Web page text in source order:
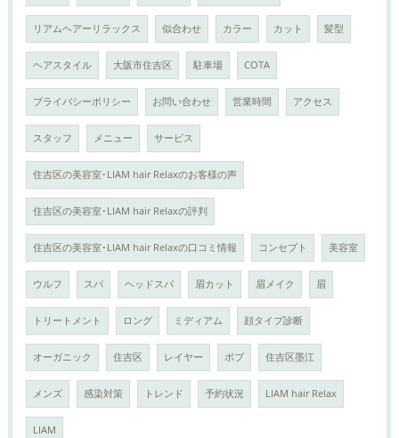
リアムヘアーリラックス 似合わせ カラー カット 髪型
ヘアスタイル 大阪市住吉区 駐車場 COTA
プライバシーポリシー お問い合わせ 営業時間 アクセス
スタッフ メニュー サービス
住吉区の美容室･LIAM hair Relaxのお客様の声
住吉区の美容室･LIAM hair Relaxの評判
住吉区の美容室･LIAM hair Relaxの口コミ情報 コンセプト 美容室
ウルフ スパ ヘッドスパ 眉カット 眉メイク 眉
トリートメント ロング ミディアム 顔タイプ診断
オーガニック 住吉区 レイヤー ボブ 住吉区墨江
メンズ 感染対策 トレンド 予約状況 LIAM hair Relax
LIAM